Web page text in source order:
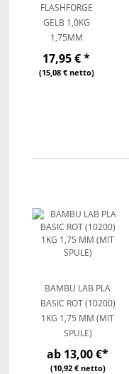
FLASHFORGE
GELB 1,0KG
1,75MM
17,95 €*
(15,08 € netto)
BAMBU LAB PLA
BASIC ROT (10200)
1KG 1,75 MM (MIT
SPULE)
ab 13,00 €*
(10,92 € netto)